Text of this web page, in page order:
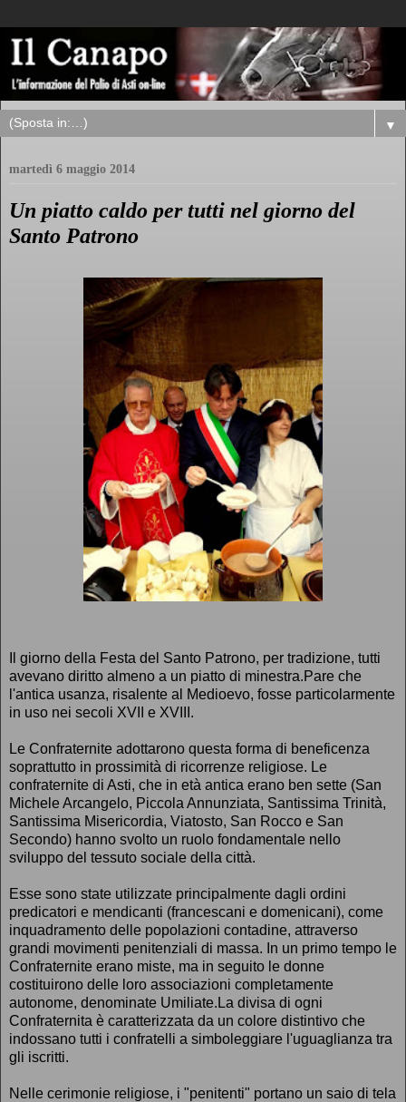
▼
martedì 6 maggio 2014
Un piatto caldo per tutti nel giorno del
Santo Patrono
Il giorno della Festa del Santo Patrono, per tradizione, tutti
avevano diritto almeno a un piatto di minestra.Pare che
l'antica usanza, risalente al Medioevo, fosse particolarmente
in uso nei secoli XVII e XVIII.
Le Confraternite adottarono questa forma di beneficenza
soprattutto in prossimità di ricorrenze religiose. Le
confraternite di Asti, che in età antica erano ben sette (San
Michele Arcangelo, Piccola Annunziata, Santissima Trinità,
Santissima Misericordia, Viatosto, San Rocco e San
Secondo) hanno svolto un ruolo fondamentale nello
sviluppo del tessuto sociale della città.
Esse sono state utilizzate principalmente dagli ordini
predicatori e mendicanti (francescani e domenicani), come
inquadramento delle popolazioni contadine, attraverso
grandi movimenti penitenziali di massa. In un primo tempo le
Confraternite erano miste, ma in seguito le donne
costituirono delle loro associazioni completamente
autonome, denominate Umiliate.La divisa di ogni
Confraternita è caratterizzata da un colore distintivo che
indossano tutti i confratelli a simboleggiare l'uguaglianza tra
gli iscritti.
Nelle cerimonie religiose, i "penitenti" portano un saio di tela